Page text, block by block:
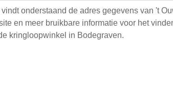
vindt onderstaand de adres gegevens van 't
en meer bruikbare informatie voor het
kringloopwinkel in Bodegraven.